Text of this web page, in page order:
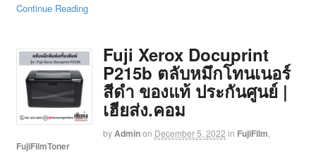
Continue Reading
Fuji Xerox Docuprint
P215b ตลับหมึกโทนเนอร์
สีดำ ของแท้ ประกันศูนย์ |
เฮียส่ง.คอม
byAdminon December 5, 2022 in FujiFilm
FujiFilmToner